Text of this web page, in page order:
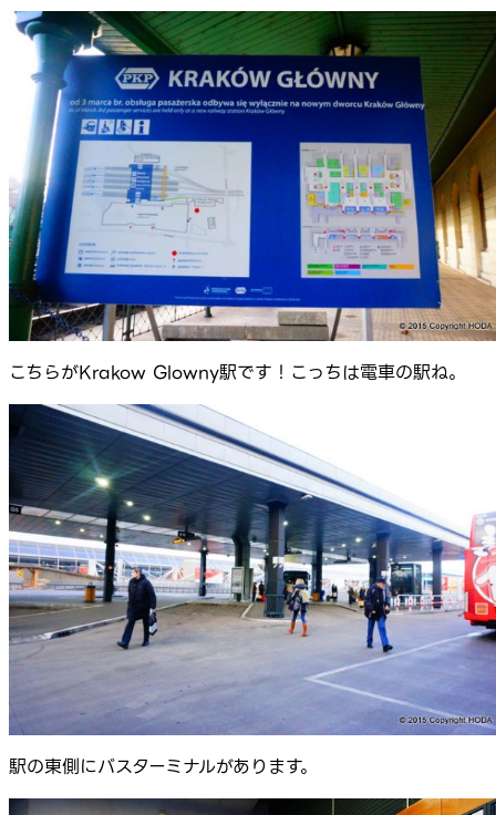
こちらがKrakow Glowny駅です！こっちは電車の駅ね。
駅の東側にバスターミナルがあります。